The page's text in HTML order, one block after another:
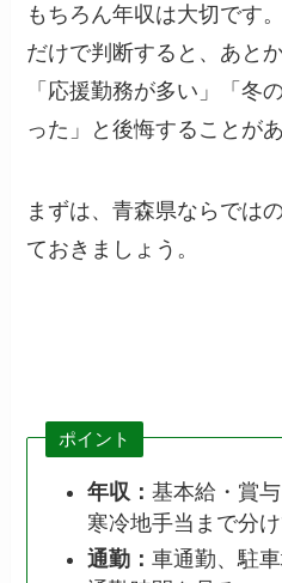
もちろん年収は大切です
だけで判断すると、あと
「応援勤務が多い」「冬
った」と後悔することが
まずは、青森県ならでは
ておきましょう。
ポイント
年収： 基本給・賞
寒冷地手当まで分
通勤： 車通勤、駐